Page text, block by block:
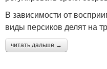
В зависимости от
виды персиков делят на
читать дальше →